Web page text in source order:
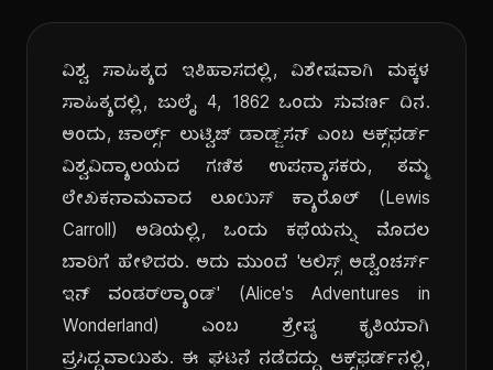
ವಿಶ್ವ ಸಾಹಿತ್ಯದ ಇತಿಹಾಸದಲ್ಲಿ, ವಿಶೇಷವಾಗಿ ಮಕ್ಕಳ
ಸಾಹಿತ್ಯದಲ್ಲಿ, ಜುಲೈ 4, 1862 ಒಂದು ಸುವರ್ಣ ದಿನ.
ಅಂದು, ಚಾರ್ಲ್ಸ್ ಲುಟ್ವಿಜ್ ಡಾಡ್ಜ್‌ಸನ್ ಎಂಬ ಆಕ್ಸ್‌ಫರ್ಡ್
ವಿಶ್ವವಿದ್ಯಾಲಯದ ಗಣಿತ ಉಪನ್ಯಾಸಕರು, ತಮ್ಮ
ಲೇಖಕನಾಮವಾದ ಲೂಯಿಸ್ ಕ್ಯಾರೊಲ್ (Lewis
Carroll) ಅಡಿಯಲ್ಲಿ, ಒಂದು ಕಥೆಯನ್ನು ಮೊದಲ
ಬಾರಿಗೆ ಹೇಳಿದರು. ಅದು ಮುಂದೆ 'ಆಲಿಸ್ಸ್ ಅಡ್ವೆಂಚರ್ಸ್
ಇನ್ ವಂಡರ್‌ಲ್ಯಾಂಡ್' (Alice's Adventures in
Wonderland) ಎಂಬ ಶ್ರೇಷ್ಠ ಕೃತಿಯಾಗಿ
ಪ್ರಸಿದ್ಧವಾಯಿತು. ಈ ಘಟನೆ ನಡೆದದ್ದು ಆಕ್ಸ್‌ಫರ್ಡ್‌ನಲ್ಲಿ,